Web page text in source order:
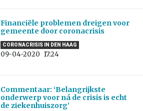
Financiële problemen dreigen voor
gemeente door coronacrisis
CORONACRISIS IN DEN HAAG
09-04-2020 17:24
Commentaar: ‘Belangrijkste
onderwerp voor ná de crisis is echt
de ziekenhuiszorg’